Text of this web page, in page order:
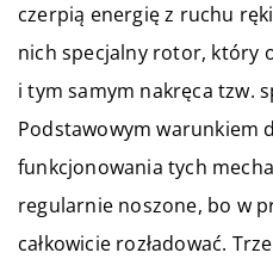
czerpią energię z ruchu
nich specjalny rotor, który
i tym samym nakręca tzw.
Podstawowym warunkiem
funkcjonowania tych
regularnie noszone, bo w
całkowicie rozładować.